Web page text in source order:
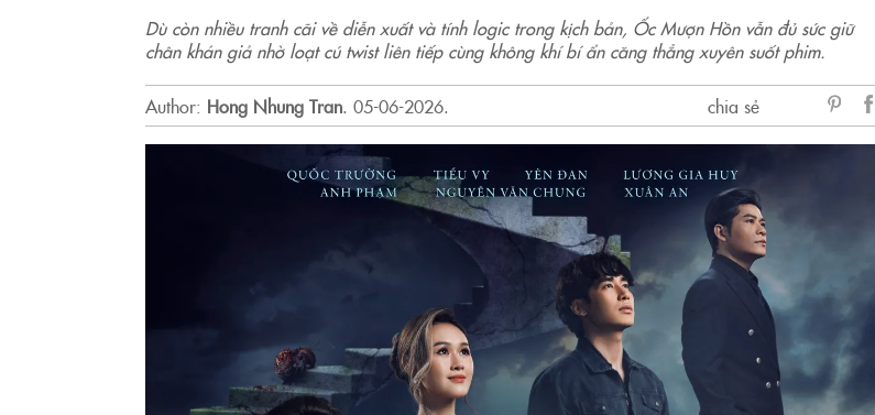
Dù còn nhiều tranh cãi về diễn xuất và tính logic trong kịch bản, Ốc Mượn Hồn vẫn đủ sức giữ
chân khán giả nhờ loạt cú twist liên tiếp cùng không khí bí ẩn căng thẳng xuyên suốt phim.
Author: Hong Nhung Tran. 05-06-2026.
chia sẻ